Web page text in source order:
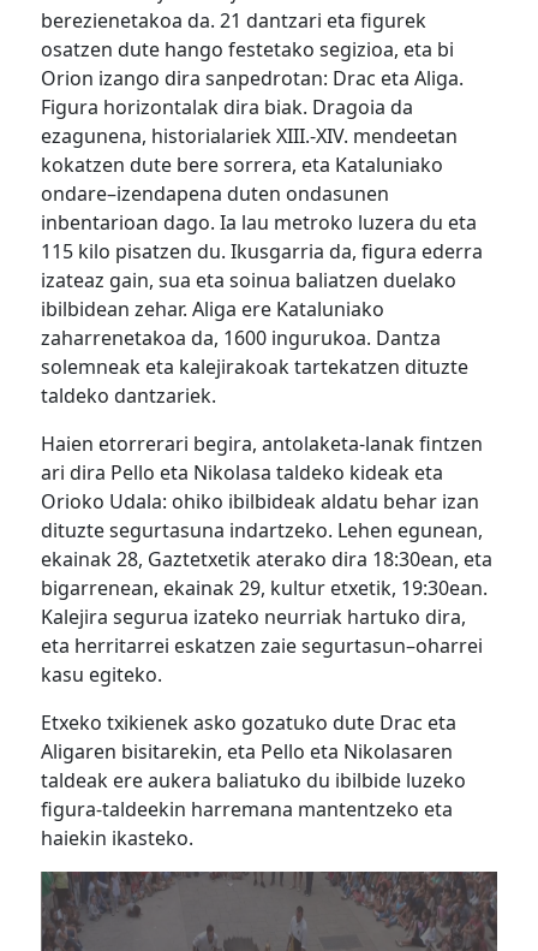
berezienetakoa da. 21 dantzari eta figurek
osatzen dute hango festetako segizioa, eta bi
Orion izango dirasanpedrotan: Drac eta Aliga.
Figura horizontalak dira biak. Dragoia da
ezagunena, historialariek XIII.-XIV. mendeetan
kokatzen dute bere sorrera, eta Kataluniako
ondare–izendapena duten ondasunen
inbentarioan dago. Ia lau metroko luzera du eta
115 kilo pisatzendu. Ikusgarria da, figura ederra
izateaz gain,sua eta soinua baliatzen duelako
ibilbidean zehar. Aliga ere Kataluniako
zaharrenetakoa da, 1600 ingurukoa. Dantza
solemneak eta kalejirakoaktartekatzen dituzte
taldeko dantzariek.
Haien etorrerari begira, antolaketa-lanak fintzen
ari dira Pello eta Nikolasa taldeko kideak eta
Orioko Udala: ohiko ibilbideak aldatu behar izan
dituztesegurtasuna indartzeko. Lehen egunean,
ekainak 28, Gaztetxetik aterako dira 18:30ean, eta
bigarrenean, ekainak 29, kultur etxetik, 19:30ean.
Kalejira segurua izateko neurriak hartuko dira,
eta herritarrei eskatzen zaie segurtasun–oharrei
kasu egiteko.
Etxeko txikienek asko gozatuko dute Drac eta
Aligaren bisitarekin, eta Pello eta Nikolasaren
taldeak ereaukera baliatuko du ibilbide luzeko
figura-taldeekin harremana mantentzeko eta
haiekin ikasteko.